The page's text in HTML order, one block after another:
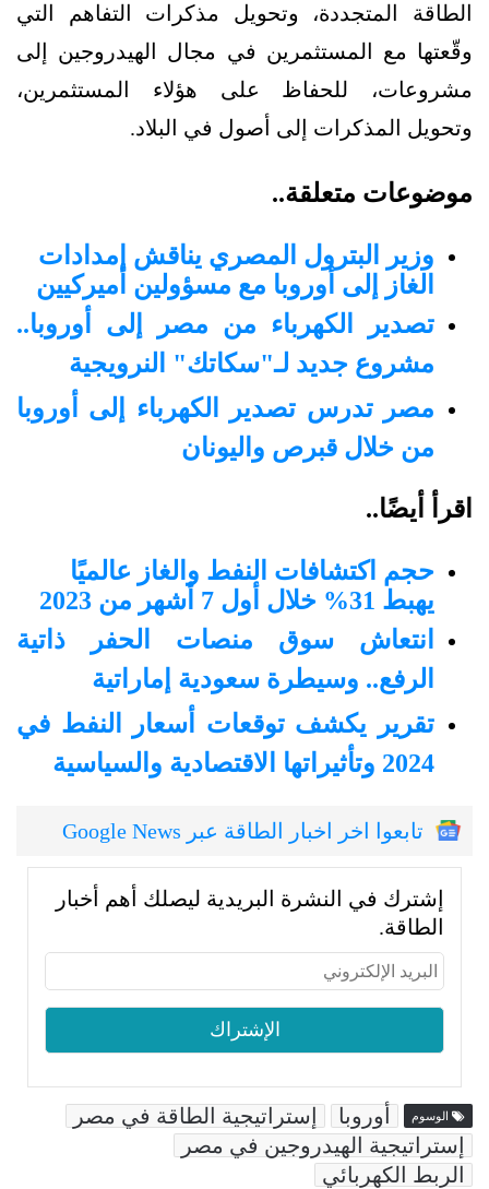
الطاقة المتجددة، وتحويل مذكرات التفاهم التي
وقّعتها مع المستثمرين في مجال الهيدروجين إلى
مشروعات، للحفاظ على هؤلاء المستثمرين،
وتحويل المذكرات إلى أصول في البلاد.
موضوعات متعلقة..
وزير البترول المصري يناقش إمدادات
الغاز إلى أوروبا مع مسؤولين أميركيين
تصدير الكهرباء من مصر إلى أوروبا..
مشروع جديد لـ"سكاتك" النرويجية
مصر تدرس تصدير الكهرباء إلى أوروبا
من خلال قبرص واليونان
اقرأ أيضًا..
حجم اكتشافات النفط والغاز عالميًا
يهبط 31% خلال أول 7 أشهر من 2023
انتعاش سوق منصات الحفر ذاتية
الرفع.. وسيطرة سعودية إماراتية
تقرير يكشف توقعات أسعار النفط في
2024 وتأثيراتها الاقتصادية والسياسية
تابعوا اخر اخبار الطاقة عبر Google News
إشترك في النشرة البريدية ليصلك أهم أخبار
الطاقة.
الوسوم أوروبا
إستراتيجية الطاقة في مصر
إستراتيجية الهيدروجين في مصر
الربط الكهربائي